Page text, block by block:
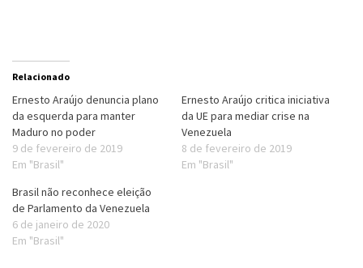
Relacionado
Ernesto Araújo denuncia plano
da esquerda para manter
Maduro no poder
9 de fevereiro de 2019
Em "Brasil"
Ernesto Araújo critica iniciativa
da UE para mediar crise na
Venezuela
8 de fevereiro de 2019
Em "Brasil"
Brasil não reconhece eleição
de Parlamento da Venezuela
6 de janeiro de 2020
Em "Brasil"